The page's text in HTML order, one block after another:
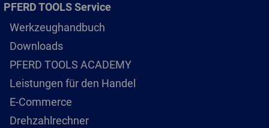
PFERD TOOLS Service
Werkzeughandbuch
Downloads
PFERD TOOLS ACADEMY
Leistungen für den Handel
E-Commerce
Drehzahlrechner